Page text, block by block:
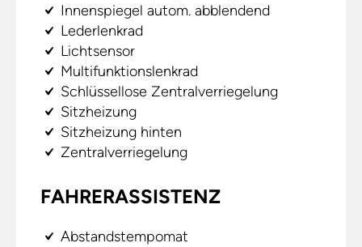
Innenspiegel autom. abblendend
Lederlenkrad
Lichtsensor
Multifunktionslenkrad
Schlüssellose Zentralverriegelung
Sitzheizung
Sitzheizung hinten
Zentralverriegelung
FAHRERASSISTENZ
Abstandstempomat